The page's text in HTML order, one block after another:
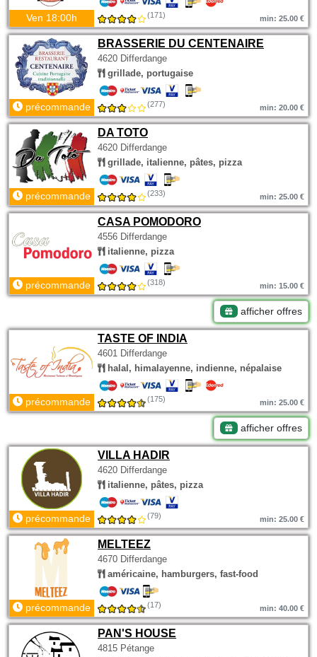
Ven 18:00h (171) min: 25.00 €
BRASSERIE DU CENTENAIRE
4620 Differdange
grillade, portugaise
précommande (277) min: 20.00 €
DA TOTO
4620 Differdange
grillade, italienne, pâtes, pizza
précommande (233) min: 25.00 €
CASA POMODORO
4556 Differdange
italienne, pizza
précommande (318) min: 15.00 €
afficher offres
TASTE OF INDIA
4601 Differdange
halal, himalayenne, indienne, népalaise
précommande (175) min: 25.00 €
afficher offres
VILLA HADIR
4620 Differdange
italienne, pâtes, pizza
précommande (79) min: 25.00 €
MELTEEZ
4670 Differdange
américaine, hamburgers, fast-food
précommande (17) min: 40.00 €
PAN'S HOUSE
4815 Pétange